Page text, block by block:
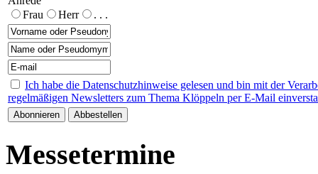
Frau
Herr . . .
Ich habe die Datenschutzhinweise gelesen und bin mit der
regelmäßigen Newsletters zum Thema Klöppeln per E-Mail
Messetermine